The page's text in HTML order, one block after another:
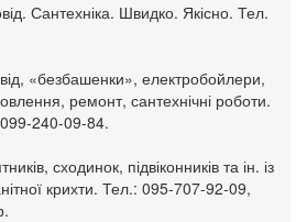
Сантехніка. Швидко. Якісно. Тел.
«безбашенки», електробойлери,
ремонт, сантехнічні роботи.
240-09-84.
сходинок, підвіконників та ін. із
крихти. Тел.: 095-707-92-09,